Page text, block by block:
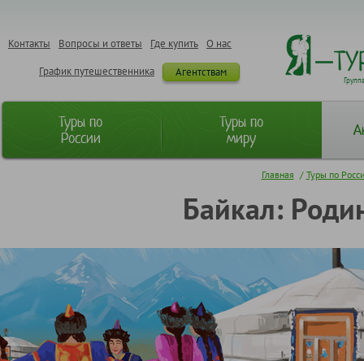
О нас
Где купить
Вопросы и ответы
Контакты
Агентствам
График путешественника
Туры по
России
Туры по
миру
Главная / Туры по
Байкал: